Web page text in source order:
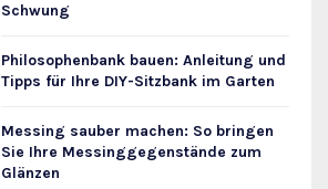
Schwung
Philosophenbank bauen: Anleitung und
Tipps für Ihre DIY-Sitzbank im Garten
Messing sauber machen: So bringen
Sie Ihre Messinggegenstände zum
Glänzen